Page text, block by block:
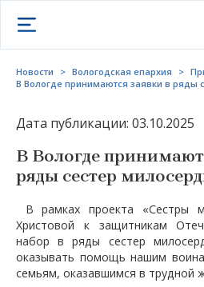
Открыть меню
Новости > Вологодская епархия >
В Вологде принимаются заявки в ряды
Дата публикации: 03.10.2025
В Вологде
ряды сестер
В рамках проекта «Сестры
Христовой к защитникам
набор в ряды сестер
оказывать помощь нашим
семьям, оказавшимся в трудной